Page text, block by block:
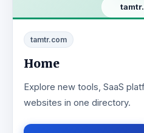
tamtr.com
Home
Explore new tools, SaaS
websites in one directory.